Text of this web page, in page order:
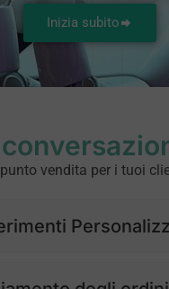
Inizia subito
vendita per i tuoi